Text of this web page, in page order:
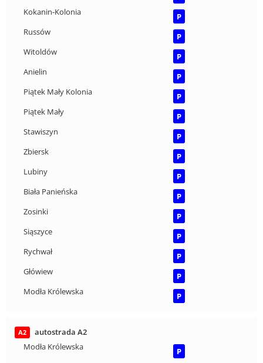
Kokanin-Kolonia
P
Russów
P
Witoldów
P
Anielin
P
Piątek Mały Kolonia
P
Piątek Mały
P
Stawiszyn
P
Zbiersk
P
Lubiny
P
Biała Panieńska
P
Zosinki
P
Siąszyce
P
Rychwał
P
Główiew
P
Modła Królewska
P
A2
autostrada A2
Modła Królewska
P